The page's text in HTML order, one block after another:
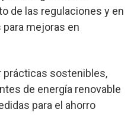
de las regulaciones y en
mejoras en
prácticas sostenibles,
de energía renovable
para el ahorro